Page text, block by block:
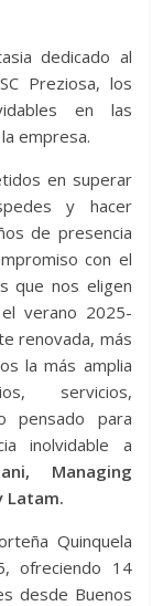
dedicado al
Preziosa, los
en las
empresa.
en superar
y hacer
de presencia
con el
que nos eligen
verano 2025-
renovada, más
la más amplia
servicios,
pensado para
inolvidable a
Managing
Latam.
Quinquela
ofreciendo 14
desde Buenos